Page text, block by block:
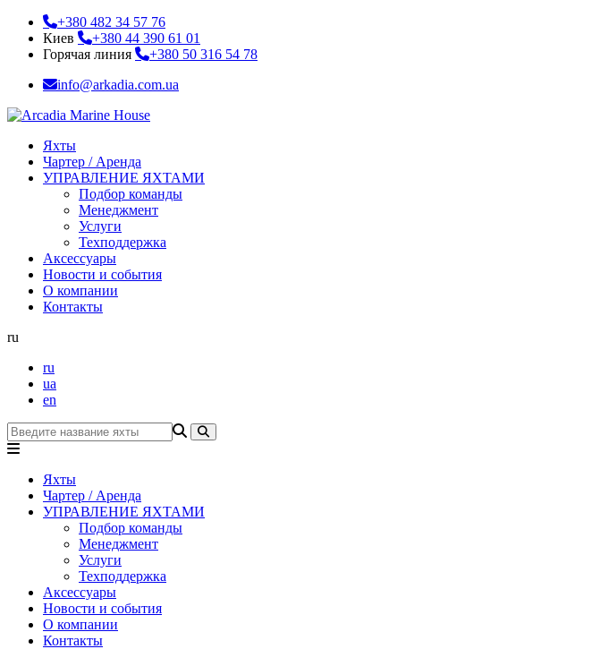
+380 482 34 57 76
Киев
+380 44 390 61 01
Горячая линия
+380 50 316 54 78
info@arkadia.com.ua
Яхты
Чартер / Аренда
УПРАВЛЕНИЕ ЯХТАМИ
Подбор команды
Менеджмент
Услуги
Техподдержка
Аксессуары
Новости и события
О компании
Контакты
ru
ru
ua
en
Яхты
Чартер / Аренда
УПРАВЛЕНИЕ ЯХТАМИ
Подбор команды
Менеджмент
Услуги
Техподдержка
Аксессуары
Новости и события
О компании
Контакты